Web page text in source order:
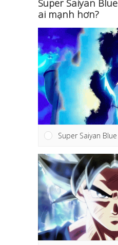
Super Saiyan
ai mạnh hơn?
Super Saiyan Blue